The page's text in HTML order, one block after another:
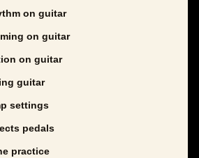
on guitar
on guitar
on guitar
guitar
settings
pedals
practice